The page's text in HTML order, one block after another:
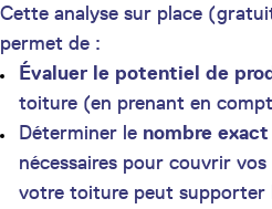
Cette analyse sur place
permet de :
Évaluer le potentiel de
toiture (en prenant en
Déterminer le nombre
nécessaires pour couvrir
votre toiture peut supporter